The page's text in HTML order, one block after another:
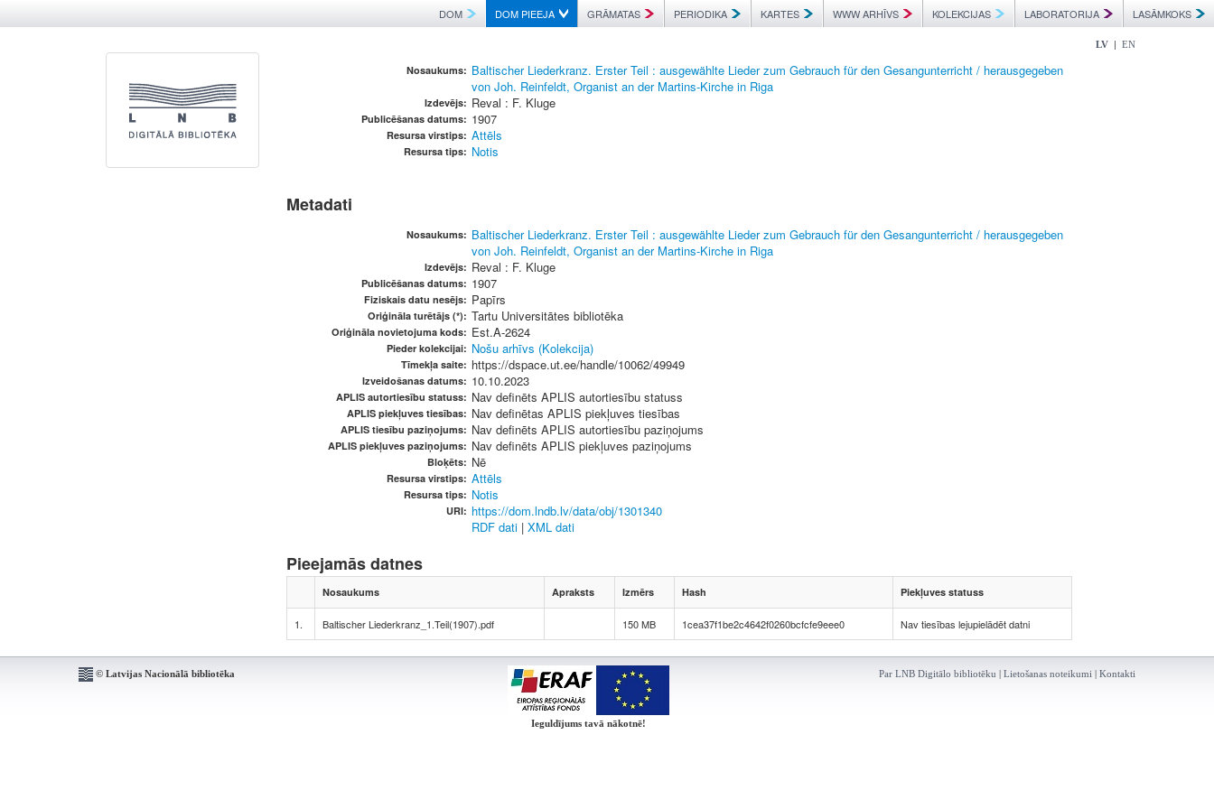
DOM DOM PIEEJA GRĀMATAS PERIODIKA KARTES WWW ARHĪVS KOLEKCIJAS LABORATORIJA LASĀMKOKS
LV | EN
Nosaukums: Baltischer Liederkranz. Erster Teil : ausgewählte Lieder zum Gebrauch für den Gesangunterricht / herausgegeben
von Joh. Reinfeldt, Organist an der Martins-Kirche in Riga
Izdevējs: Reval : F. Kluge
Publicēšanas datums: 1907
Resursa virstips: Attēls
Resursa tips: Notis
Metadati
Nosaukums: Baltischer Liederkranz. Erster Teil : ausgewählte Lieder zum Gebrauch für den Gesangunterricht / herausgegeben
von Joh. Reinfeldt, Organist an der Martins-Kirche in Riga
Izdevējs: Reval : F. Kluge
Publicēšanas datums: 1907
Fiziskais datu nesējs: Papīrs
Oriģināla turētājs (*): Tartu Universitātes bibliotēka
Oriģināla novietojuma kods: Est.A-2624
Pieder kolekcijai: Nošu arhīvs (Kolekcija)
Tīmekļa saite: https://dspace.ut.ee/handle/10062/49949
Izveidošanas datums: 10.10.2023
APLIS autortiesību statuss: Nav definēts APLIS autortiesību statuss
APLIS piekļuves tiesības: Nav definētas APLIS piekļuves tiesības
APLIS tiesību paziņojums: Nav definēts APLIS autortiesību paziņojums
APLIS piekļuves paziņojums: Nav definēts APLIS piekļuves paziņojums
Bloķēts: Nē
Resursa virstips: Attēls
Resursa tips: Notis
URI: https://dom.lndb.lv/data/obj/1301340
RDF dati | XML dati
Pieejamās datnes
Nosaukums Apraksts Izmērs Hash Piekļuves statuss
1. Baltischer Liederkranz_1.Teil(1907).pdf 150 MB 1cea37f1be2c4642f0260bcfcfe9eee0 Nav tiesības lejupielādēt datni
© Latvijas Nacionālā bibliotēka Par LNB Digitālo bibliotēku | Lietošanas noteikumi | Kontakti
Ieguldījums tavā nākotnē!